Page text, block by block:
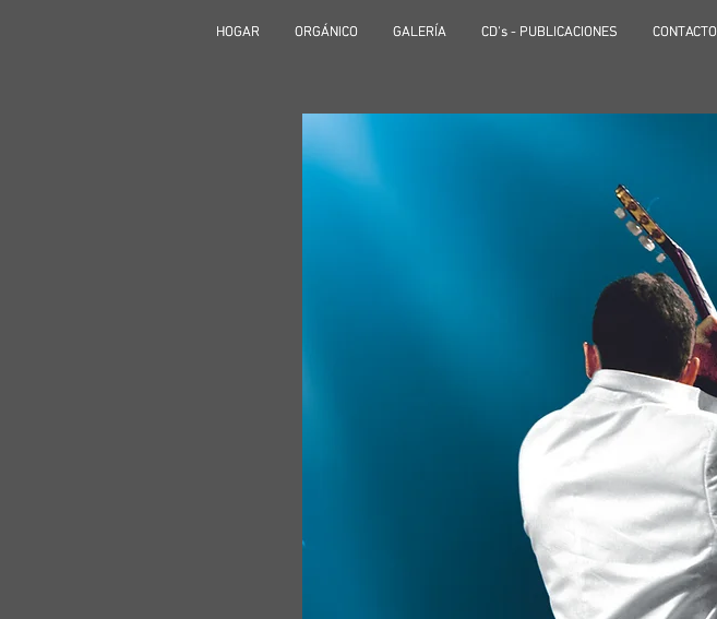
HOGAR ORGÁNICO GALERÍA CD's - PUBLICACIONES CONTACTO
HOGAR ORGÁNICO GALERÍA CD's - PUBLICACIONES CONTACTO